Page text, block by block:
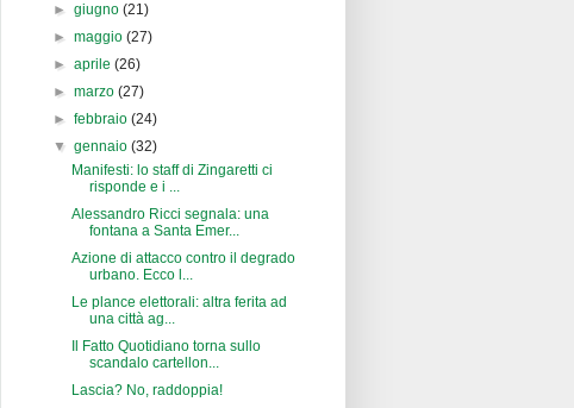
►giugno(21)
►maggio(27)
►aprile(26)
►marzo(27)
►febbraio(24)
▼gennaio(32)
Manifesti: lo staff di Zingaretti ci
risponde e i ...
Alessandro Ricci segnala: una
fontana a Santa Emer...
Azione di attacco contro il degrado
urbano. Ecco l...
Le plance elettorali: altra ferita ad
una città ag...
Il Fatto Quotidiano torna sullo
scandalo cartellon...
Lascia? No, raddoppia!